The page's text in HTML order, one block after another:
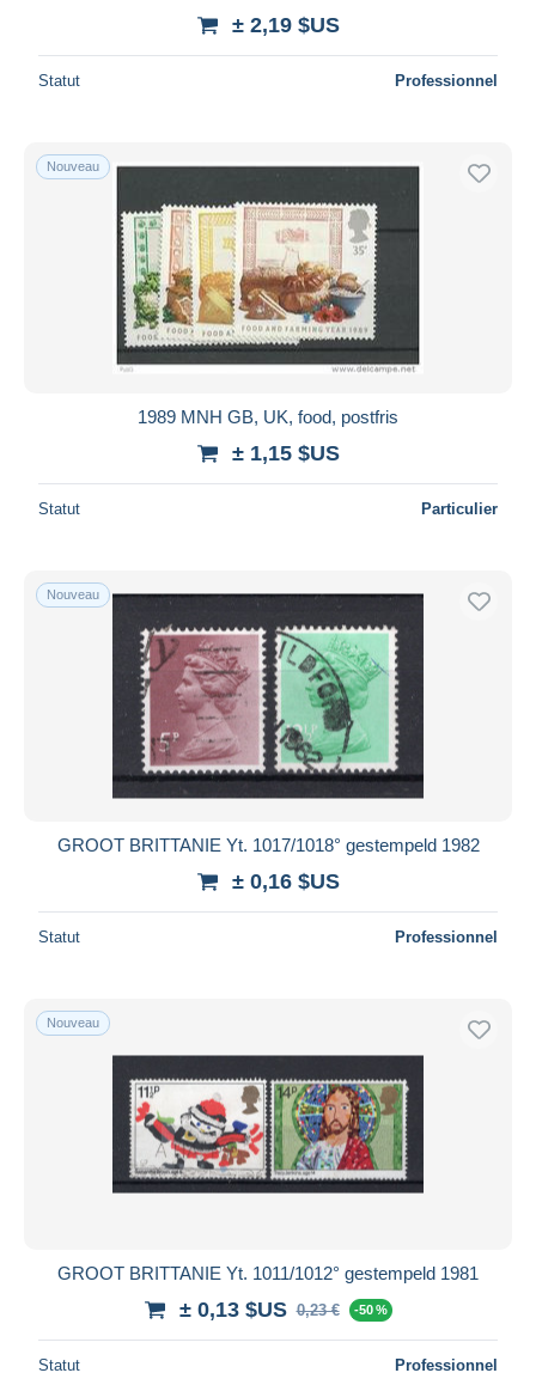
± 2,19 $US
Statut Professionnel
Nouveau
1989 MNH GB, UK, food, postfris
± 1,15 $US
Statut Particulier
Nouveau
GROOT BRITTANIE Yt. 1017/1018° gestempeld 1982
± 0,16 $US
Statut Professionnel
Nouveau
GROOT BRITTANIE Yt. 1011/1012° gestempeld 1981
± 0,13 $US 0,23 € -50 %
Statut Professionnel